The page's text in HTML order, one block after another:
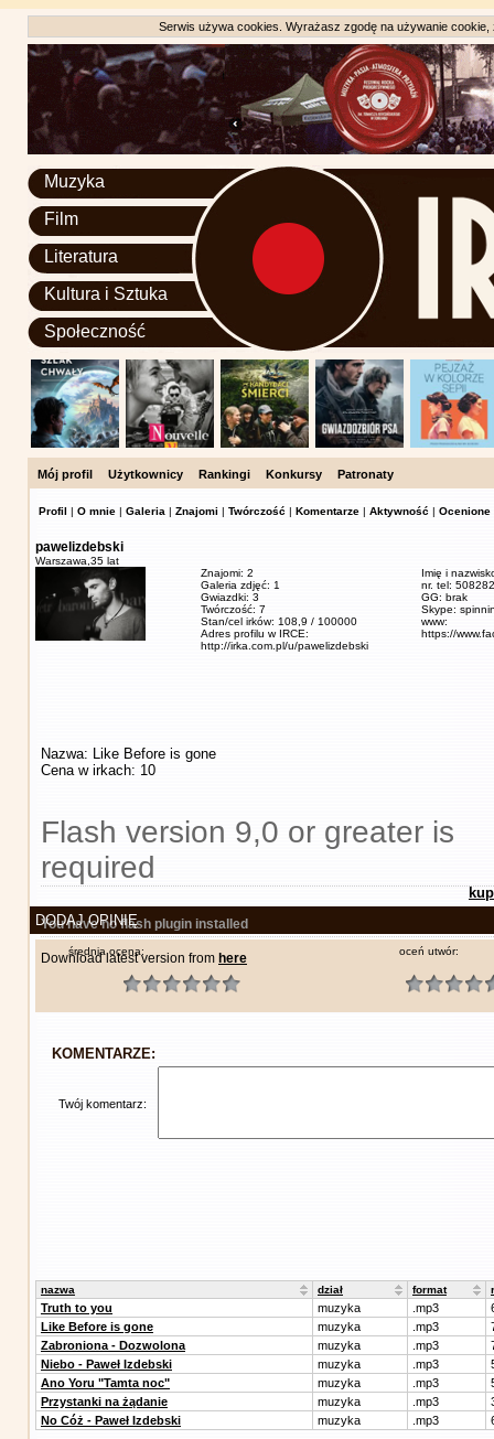
Serwis używa cookies. Wyrażasz zgodę na używanie
Muzyka
Film
Literatura
Kultura i Sztuka
Społeczność
Mój profil Użytkownicy Rankingi Konkursy Patronaty
Profil | O mnie | Galeria | Znajomi | Twórczość | Komentarze | Aktywność | Ocenione
pawelizdebski
Warszawa, 35 lat
Znajomi: 2
Galeria zdjęć: 1
Gwiazdki: 3
Twórczość: 7
Stan/cel irków: 108,9 / 100000
Adres profilu w IRCE:
http://irka.com.pl/u/pawelizdebski
Imię i
nr. tel:
GG: brak
Skype:
www:
https://
Nazwa: Like Before is gone
Cena w irkach: 10
Flash version 9,0 or greater is
required
You have no flash plugin installed
Download latest version from here
DODAJ OPINIĘ
średnia ocena: oceń utwór:
KOMENTARZE:
Twój komentarz:
nazwa dział format
Truth to you muzyka .mp3
Like Before is gone
muzyka .mp3
Zabroniona - Dozwolona
muzyka .mp3
Niebo - Paweł Izdebski
muzyka .mp3
Ano Yoru "Tamta noc"
muzyka .mp3
Przystanki na żądanie
muzyka .mp3
No Cóż - Paweł Izdebski
muzyka .mp3